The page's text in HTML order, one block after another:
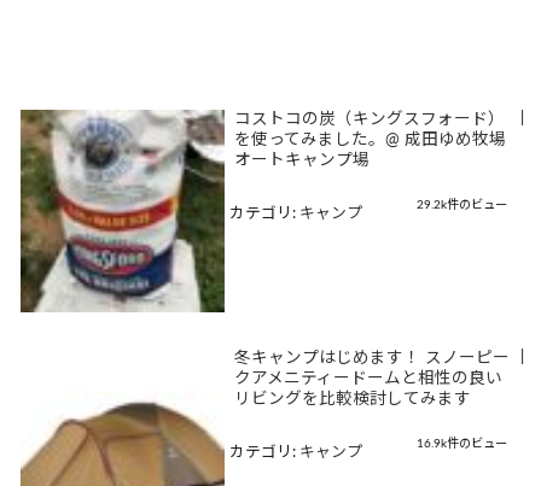
コストコの炭（キングスフォード）
を使ってみました。@ 成田ゆめ牧場
オートキャンプ場
29.2k件のビュー
カテゴリ: キャンプ
冬キャンプはじめます！ スノーピー
クアメニティードームと相性の良い
リビングを比較検討してみます
16.9k件のビュー
カテゴリ: キャンプ